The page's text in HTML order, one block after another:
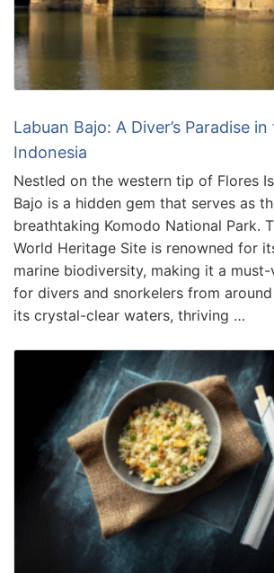
Labuan Bajo: A Diver’s Paradise
Indonesia
Nestled on the western tip of Flores
Bajo is a hidden gem that serves as
breathtaking Komodo National Park.
World Heritage Site is renowned for
marine biodiversity, making it a
for divers and snorkelers from
its crystal-clear waters, thriving …